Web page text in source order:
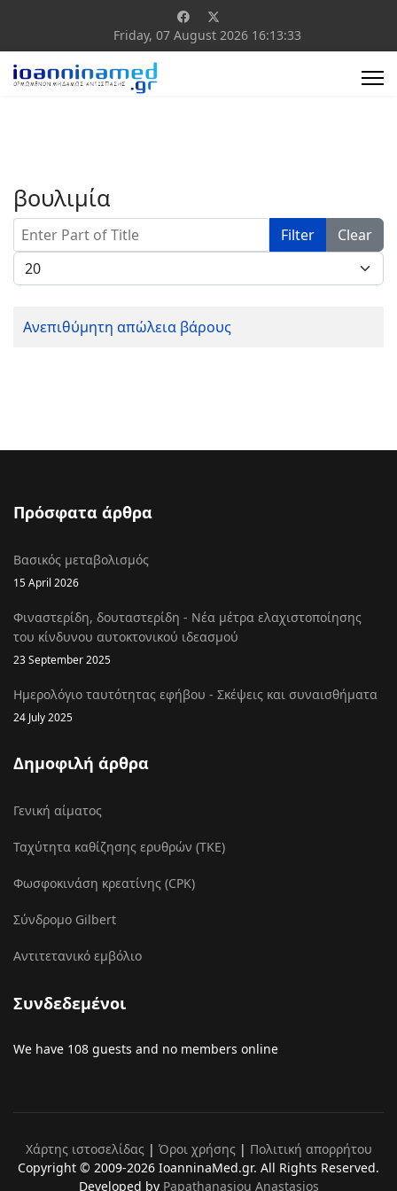
Friday, 07 August 2026 16:13:33
βουλιμία
Enter Part of Title Filter
Clear
Display #
Ανεπιθύμητη απώλεια βάρους
Πρόσφατα άρθρα
Βασικός μεταβολισμός
15 April 2026
Φιναστερίδη, δουταστερίδη - Νέα μέτρα ελαχιστοποίησης
του κίνδυνου αυτοκτονικού ιδεασμού
23 September 2025
Ημερολόγιο ταυτότητας εφήβου - Σκέψεις και συναισθήματα
24 July 2025
Δημοφιλή άρθρα
Γενική αίματος
Ταχύτητα καθίζησης ερυθρών (ΤΚΕ)
Φωσφοκινάση κρεατίνης (CPK)
Σύνδρομο Gilbert
Αντιτετανικό εμβόλιο
Συνδεδεμένοι
We have 108 guests and no members online
Χάρτης ιστοσελίδας| Όροι χρήσης| Πολιτική απορρήτου
Copyright © 2009-2026 IoanninaMed.gr. All Rights Reserved.
Developed by Papathanasiou Anastasios